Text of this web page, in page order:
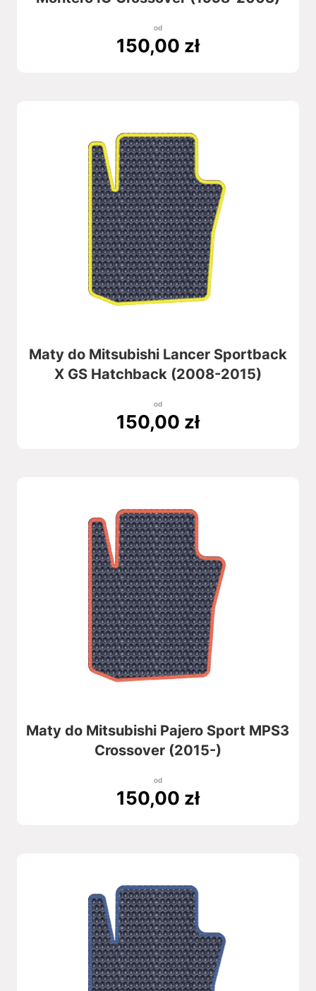
od
150,00 zł
Maty do Mitsubishi Lancer Sportback
X GS Hatchback (2008-2015)
od
150,00 zł
Maty do Mitsubishi Pajero Sport MPS3
Crossover (2015-)
od
150,00 zł